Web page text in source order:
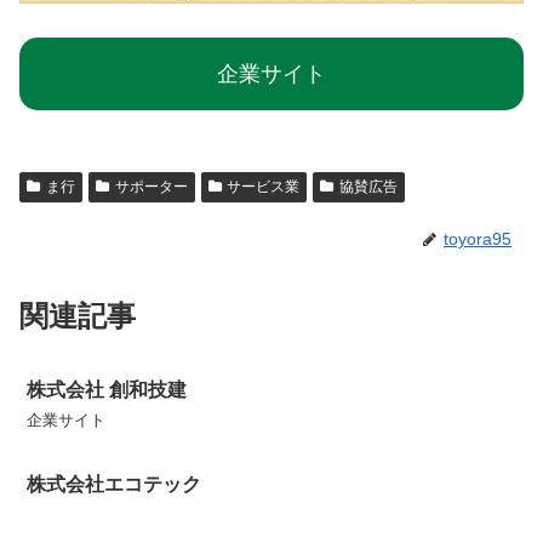
企業サイト
ま行 サポーター サービス業 協賛広告
toyora95
関連記事
株式会社 創和技建
企業サイト
株式会社エコテック